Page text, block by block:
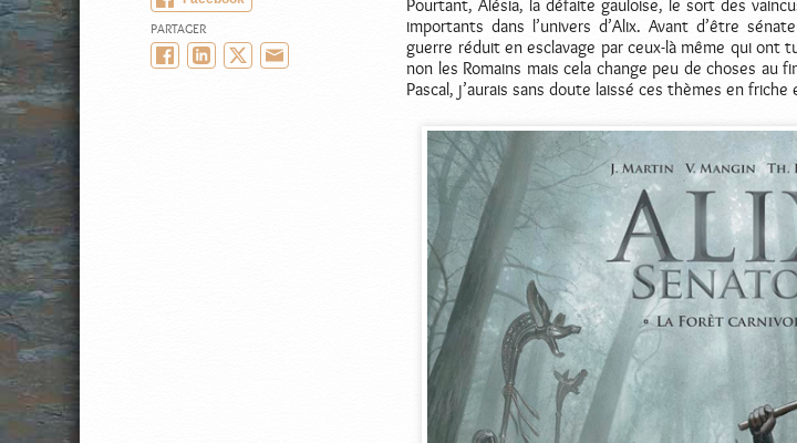
Pourtant, Alésia, la défaite gauloise, le sort des
importants dans l’univers d’Alix. Avant d’être
guerre réduit en esclavage par ceux-là même qui ont
non les Romains mais cela change peu de choses au
Pascal, j’aurais sans doute laissé ces thèmes en
PARTAGER
FacebookLinkedInTwitter/X